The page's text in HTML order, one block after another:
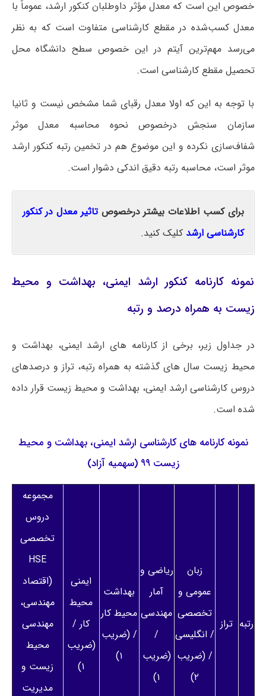
خصوص این است که معدل مؤثر داوطلبان کنکور ارشد، عموماً با
معدل کسب‌شده در مقطع کارشناسی متفاوت است که به نظر
می‌رسد مهم‌ترین آیتم در این خصوص سطح دانشگاه محل
تحصیل مقطع کارشناسی است.
با توجه به این که اولا معدل رقبای شما مشخص نیست و ثانیا
سازمان سنجش درخصوص نحوه محاسبه معدل موثر
شفاف‌سازی نکرده و این موضوع هم در تخمین رتبه کنکور ارشد
موثر است، محاسبه رتبه دقیق اندکی دشوار است.
برای کسب اطلاعات بیشتر درخصوصتاثیر معدل در کنکور
کارشناسی ارشد کلیک کنید.
نمونه کارنامه کنکور ارشد ایمنی، بهداشت و محیط
زیست به همراه درصد و رتبه
در جداول زیر، برخی از کارنامه های ارشد ایمنی، بهداشت و
محیط زیست سال های گذشته به همراه رتبه، تراز و درصدهای
دروس کارشناسی ارشد ایمنی، بهداشت و محیط زیست قرار داده
شده است.
نمونه کارنامه های کارشناسی ارشد ایمنی، بهداشت و محیط
زیست ۹۹ (سهمیه آزاد)
رتبه تراز
زبان
عمومی و
تخصصی
/ انگلیسی
/ (ضریب
۲)
ریاضی و
آمار
مهندسی
/
(ضریب
۱)
بهداشت
محیط کار
/ (ضریب
۱)
ایمنی
محیط
کار /
(ضریب
۱)
مجموعه
دروس
تخصصی
HSE
(اقتصاد
مهندسی،
مهندسی
محیط
زیست و
مدیریت